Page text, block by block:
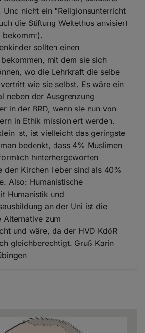
Und nicht ein "Religionsunterricht
die Stiftung Weltethos anvisiert
bekommt).
sollten einen
mit dem sie sich
wo die Lehrkraft die selbe
wie sie selbst. Es wäre ein
neben der Ausgrenzung
in der BRD, wenn sie nun von
in Ethik missioniert werden.
ist, ist vielleicht das geringste
bedenkt, dass 4% Muslimen
hinterhergeworfen
den Kirchen lieber sind als 40%
Also: Humanistische
Humanistik und
an der Uni ist die
Alternative zum
und wäre, da der HVD KdöR
gleichberechtigt. Gruß Karin